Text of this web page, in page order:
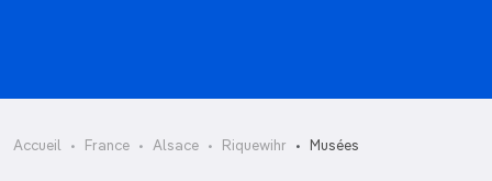
Accueil France Alsace Riquewihr Musées
Musée du Dolder